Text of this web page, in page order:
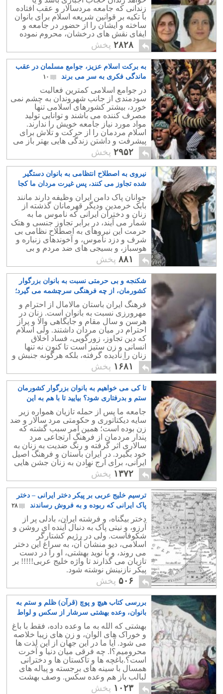
زندانی که جامعه مردسالار و عقب افتاده
با تکیه بر قوانین شریعه اسلام برای بانوان
ساخته و ایشان را از حضور در جامعه و
ایفای نقش های درخشان، محروم نموده
است.۲۸۲۸ پخش
به برکت اسلام عزیز، جوامع مسلمان در عقب
ماندگی فکری به سر می برند
۱۰
در جوامع اسلامی کمترین فعالیت
سودمندی از جانب شهروندان به چشم نمی
خورد، بیشتر کشورهای اسلامی تنها
مصرف کننده می باشند و توانایی تولید
مواد مورد نیاز جامعه خویش را ندارند.
اسلام مردمان را از حرکت و تلاش برای
پیشرفت و داشتن زندگی هایی بهتر باز می
دارد و مسلمانان فقط به بهشت موهوم
الله مدینه راضی اند.
۲۹۵۲ پخش
نیروی به اصطلاح انتظامی به بانوان دستگیر
شده تجاوز می کنند، پس غیرت مردان ما کجا
رفته تا این دزدان ناموس را سر به نیست کنند؟
۱۷
جوانان پاک دامن ایران وظیفه دارند مانند
بابک خرمدین ودیگر قهرمانان گذشته از
زنان و دختران ایرانی که ناموس ما به
شمار می آیند، در برابر تجاوز جنسی و هتک
حرمت این نیروهای به اصطلاح نظامی بی
شرف و دزد ناموس، و آخوندهای زنباره و
هوسباز، و بسیجی های ضد مردم و بی
وطن دفاع کنند و تا پای جان بایستند.
۸۸۱ پخش
شکنجه و بی حرمتی نسبت به بانوان بزرگوار
کشورمان، از چه فرهنگی سرچشمه می گیرد؛
ایرانی، و یا تازیان؟
۳۹
فرهنگ ایران باستان مالامال از احترام و
مهرورزی نسبت به بانوان است. زنان در
هرسن و سال مقام و جایگاهی والا و پراز
احترام در میان مردان داشتند. ولی اسلام
که دین تجاوز، زورگویی، فساد اخلاق
انسانی و زن ستیز است تا کنون نه تنها
زنان را نادیده گرفته، بلکه هرگونه جنبش و
صدای آنان را در نطفه خفه کرده است.
۱۶۸۱ پخش
تا کی می خواهیم به بانوان بزرگوار کشورمان
ستم و بدرفتاری شود؟ بیایید تا با هم به این
خشونت پایان دهیم
جامعه ما پس از حمله تازیان همواره زیر
سایه دیکتاتوری و حکومتی مرد سالار و ضد
زن بوده است؛ همین امر سبب گشته که
پندار مردمان از فرهنگ ارتجاعی مرد
سالاری اثر گرفته و رنگ ضدیت به زنان به
خود بگیرد. در ایران باستان و فرهنگ اصیل
ایرانی، برای ارج نهادن به زنان جشن هایی
چون مهرگان را برگزار می کرده اند.
۱۳۷۲ پخش
ترسیم خلیج عربی بر پیکر دختر ایرانی – دختر
پاک ایرانی که ربوده و به فروش رساندند
۲۸
دختر بیگناه، و فرشته ایران، بادلی پر از
آرزو، و نیتی پاک به دنبال آینده ای روشن و
شکوفاست. ولی در رژیم کشتارگر
اسلامی، دیو منشان آن، به سراغ این دختر
می روند، و با نوید بهشتی، او را در دست
تازیان می گذارند تا واژه خلیج عربی!!!!! بر
پیکر نازنینش نوشته شود.
۵۰۶ پخش
بررسی کتاب هیچ و پوچ (قرآن) ظلم و ستم به
بانوان، وعده بهشتی سرشار از سکس و لواط
به مردان – بخش دوم
بهشتی که الله به ما وعده داده، فقط با باغ
و خوراک های الوان، و زن های زیبا خلاصه
می شود. آیا ما در این جهان از این لذت ها
محرومیم؟ا. چه فرقی میان دنیا و آخرت
است؟.باغچه ها و تاکستان ها و دخترانی
همسال با سینه های برجسته و پیاله های
لبالب باز هم وعده سکس. وصف بهشت
همین است؟.
۱۰۲۳ پخش